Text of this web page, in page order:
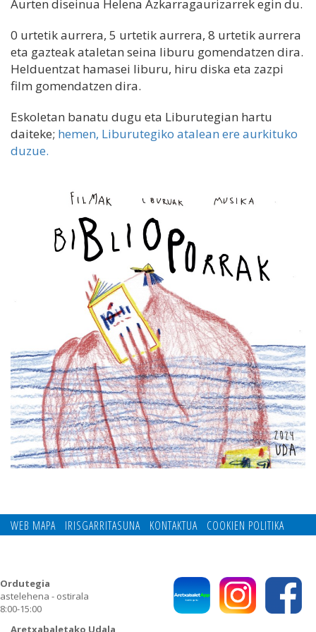
Aurten diseinua Helena Azkarragaurizarrek egin du.
0 urtetik aurrera, 5 urtetik aurrera, 8 urtetik aurrera
eta gazteak ataletan seina liburu gomendatzen dira.
Helduentzat hamasei liburu, hiru diska eta zazpi
film gomendatzen dira.
Eskoletan banatu dugu eta Liburutegian hartu
daiteke; hemen, Liburutegiko atalean ere aurkituko
duzue.
WEB MAPA IRISGARRITASUNA KONTAKTUA
COOKIEN POLITIKA
Aretxabaletako Udala
Ordutegia
astelehena - ostirala
8:00-15:00